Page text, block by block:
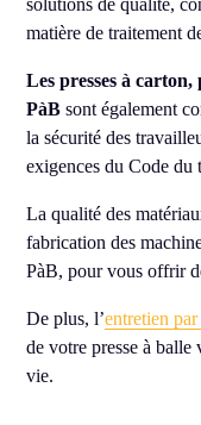
solutions de qualité,
matière de traitement
Les presses à carton,
PàB sont également
la sécurité des
exigences du Code du
La qualité des
fabrication des
PàB, pour vous offrir
De plus, l’entretien
de votre presse à balle
vie.